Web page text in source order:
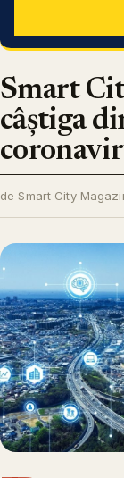
Smart
câștiga
de Smart City